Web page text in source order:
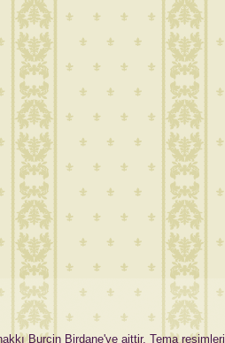
Burçin Birdane'ye aittir. Tema resimleri